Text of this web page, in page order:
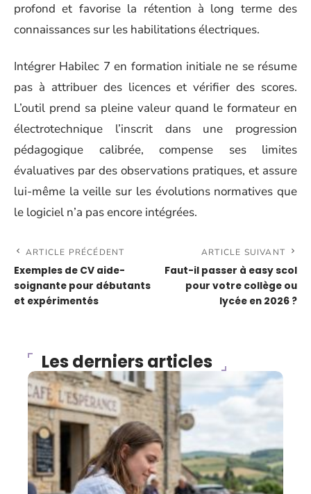
profond et favorise la rétention à long terme des
connaissances sur les habilitations électriques.
Intégrer Habilec 7 en formation initiale ne se résume
pas à attribuer des licences et vérifier des scores.
L’outil prend sa pleine valeur quand le formateur en
électrotechnique l’inscrit dans une progression
pédagogique calibrée, compense ses limites
évaluatives par des observations pratiques, et assure
lui-même la veille sur les évolutions normatives que
le logiciel n’a pas encore intégrées.
ARTICLE PRÉCÉDENT
Exemples de CV aide-
soignante pour débutants
et expérimentés
ARTICLE SUIVANT
Faut-il passer à easy scol
pour votre collège ou
lycée en 2026 ?
Les derniers articles